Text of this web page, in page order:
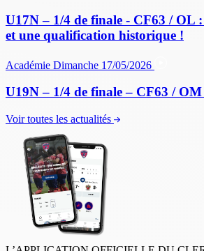
U17N – 1/4 de finale - CF63 / OL
et une qualification historique !
Académie Dimanche 17/05/2026
U19N – 1/4 de finale – CF63 /
Voir toutes les actualités